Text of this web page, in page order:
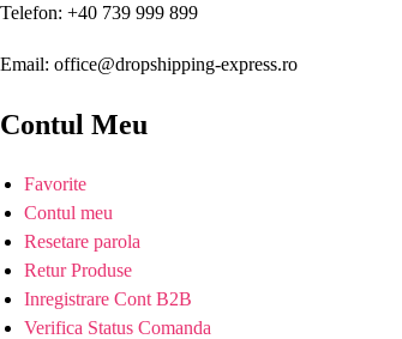
Telefon: +40 739 999 899
Email: office@dropshipping-express.ro
Contul Meu
Favorite
Contul meu
Resetare parola
Retur Produse
Inregistrare Cont B2B
Verifica Status Comanda